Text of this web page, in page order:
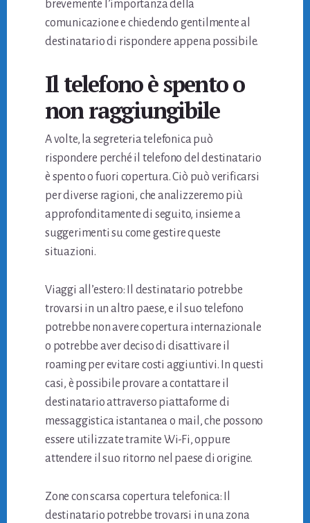
brevemente l’importanza della
comunicazione e chiedendo gentilmente al
destinatario di rispondere appena possibile.
Il telefono è spento o
non raggiungibile
A volte, la segreteria telefonica può
rispondere perché il telefono del destinatario
è spento o fuori copertura. Ciò può verificarsi
per diverse ragioni, che analizzeremo più
approfonditamente di seguito, insieme a
suggerimenti su come gestire queste
situazioni.
Viaggi all’estero: Il destinatario potrebbe
trovarsi in un altro paese, e il suo telefono
potrebbe non avere copertura internazionale
o potrebbe aver deciso di disattivare il
roaming per evitare costi aggiuntivi. In questi
casi, è possibile provare a contattare il
destinatario attraverso piattaforme di
messaggistica istantanea o mail, che possono
essere utilizzate tramite Wi-Fi, oppure
attendere il suo ritorno nel paese di origine.
Zone con scarsa copertura telefonica: Il
destinatario potrebbe trovarsi in una zona